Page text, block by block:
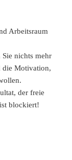
Arbeitsraum
nichts mehr
die Motivation,
der freie
blockiert!